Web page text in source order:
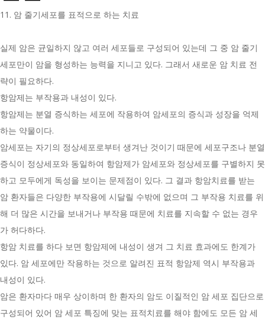
11. 암 줄기세포를 표적으로 하는 치료
실제 암은 균일하지 않고 여러 세포들로 구성되어 있는데 그 중 암 줄기
세포만이 암을 형성하는 능력을 지니고 있다. 그래서 새로운 암 치료 전
략이 필요하다.
항암제는 부작용과 내성이 있다.
항암제는 분열 증식하는 세포에 작용하여 암세포의 증식과 성장을 억제
하는 약물이다.
암세포는 자기의 정상세포로부터 생겨난 것이기 때문에 세포구조나 분열
증식이 정상세포와 동일하여 항암제가 암세포와 정상세포를 구별하지 못
하고 모두에게 독성을 보이는 문제점이 있다. 그 결과 항암치료를 받는
암 환자들은 다양한 부작용에 시달릴 수밖에 없으며 그 부작용 치료를 위
해 더 많은 시간을 보내거나 부작용 때문에 치료를 지속할 수 없는 경우
가 허다하다.
항암 치료를 하다 보면 항암제에 내성이 생겨 그 치료 효과에도 한계가
있다. 암 세포에만 작용하는 것으로 알려진 표적 항암제 역시 부작용과
내성이 있다.
암은 환자마다 매우 상이하며 한 환자의 암도 이질적인 암 세포 집단으로
구성되어 있어 암 세포 특징에 맞는 표적치료를 해야 함에도 모든 암 세